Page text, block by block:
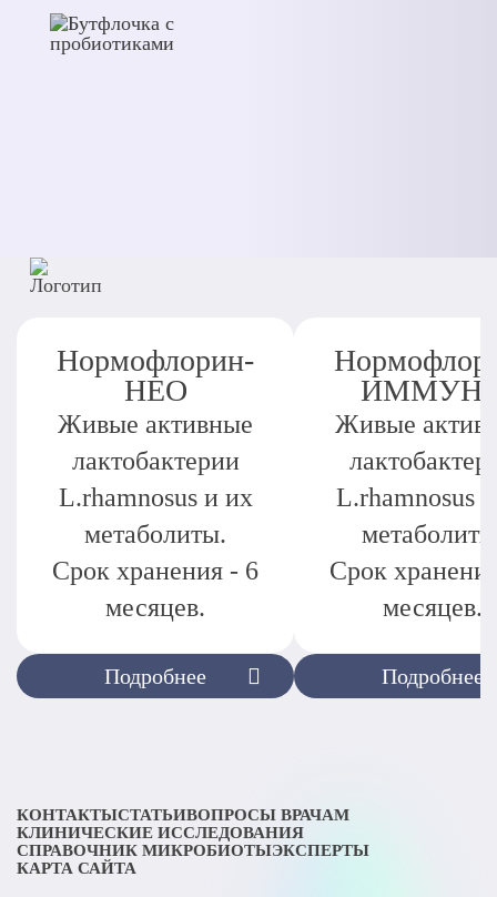
Подробнее
Нормофлорин-
НЕО
Живые активные
лактобактерии
L.rhamnosus и их
метаболиты.
Срок хранения - 6
месяцев.
Подробнее
Живые
L.rhamnosus
Срок
месяцев.
КОНТАКТЫСТАТЬИВОПРОСЫ ВРАЧАМ
КЛИНИЧЕСКИЕ ИССЛЕДОВАНИЯ
СПРАВОЧНИК МИКРОБИОТЫЭКСПЕРТЫ
КАРТА САЙТА